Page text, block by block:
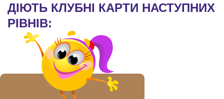
ДІЮТЬ КЛУБНІ КАРТИ НАСТУПНИХ
РІВНІВ: